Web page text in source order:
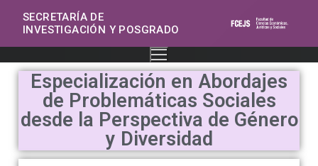
SECRETARÍA DE
INVESTIGACIÓN Y POSGRADO
Especialización en Abordajes
de Problemáticas Sociales
desde la Perspectiva de Género
y Diversidad